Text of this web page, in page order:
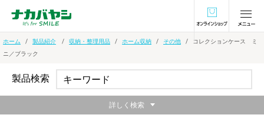
オンラインショ
ホーム 製品紹介 収納・整理用品 ホーム収納 その他
コレクションケース ミ
ニ／ブラック
製品検索
詳しく検索